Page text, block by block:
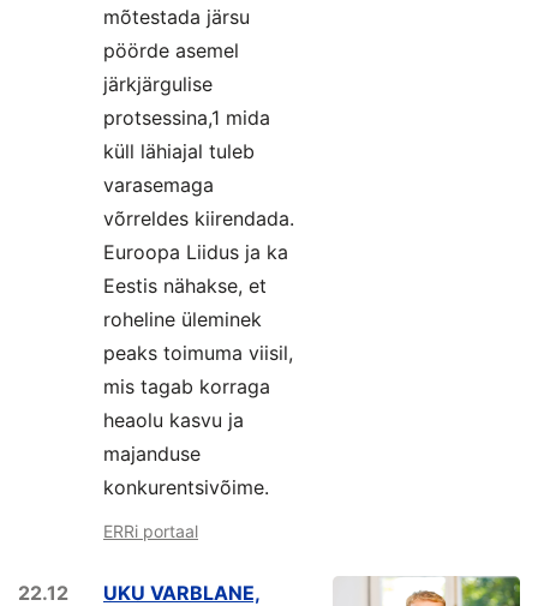
mõtestada järsu
pöörde asemel
järkjärgulise
protsessina,1 mida
küll lähiajal tuleb
varasemaga
võrreldes kiirendada.
Euroopa Liidus ja ka
Eestis nähakse, et
roheline üleminek
peaks toimuma viisil,
mis tagab korraga
heaolu kasvu ja
majanduse
konkurentsivõime.
ERRi portaal
22.12
UKU VARBLANE,